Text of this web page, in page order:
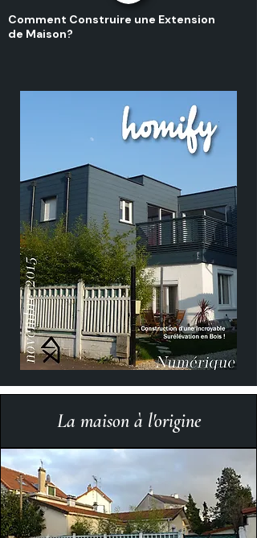
Comment Construire une Extension
de Maison?
La maison à l'origine